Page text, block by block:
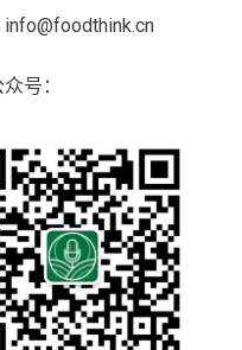
info@foodthink.cn
号：